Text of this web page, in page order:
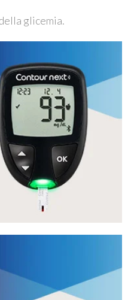
glicemia.